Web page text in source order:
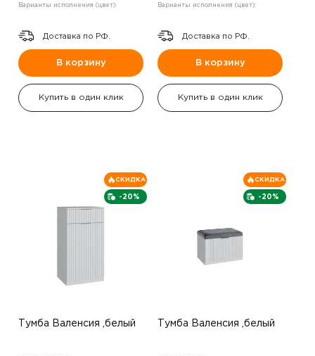
Варианты исполнения (цвет):
Доставка по РФ.
В корзину
Купить в один клик
Варианты исполнения (цвет):
Доставка по РФ.
В корзину
Купить в один клик
-20%
СКИДКА
Тумба Валенсия ,белый
-20%
СКИДКА
Тумба Валенсия ,белый